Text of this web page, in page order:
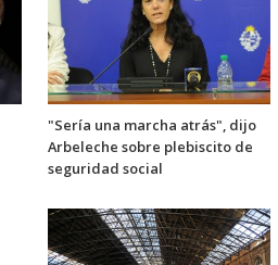
"Sería una marcha atrás", dijo
Arbeleche sobre plebiscito de
seguridad social